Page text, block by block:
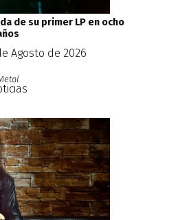
de su primer LP en ocho
Agosto de 2026